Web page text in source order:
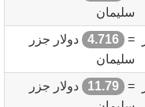
سليمان
=
4.716
دولار جزر
سليمان
=
11.79
دولار جزر